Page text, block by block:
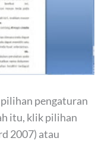
pengaturan
itu, klik pilihan
2007) atau